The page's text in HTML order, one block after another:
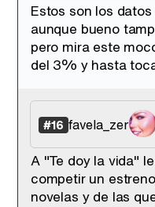
Estos son los
aunque bueno
pero mira este
del 3% y hasta
#16 favela_zer
A "Te doy la vida"
competir un
novelas y de las